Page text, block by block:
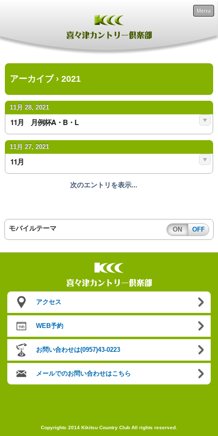
Menu
アーカイブ › 2021
11月 28, 2021
11月 月例杯A・B・L
11月 27, 2021
11月
次のエントリを表示...
モバイルテーマ ON OFF
アクセス
WEB予約
お問い合わせは(0957)43-0223
メールでのお問い合わせはこちら
Copyrightc 2014 Kikitsu Country Club All rights reserved.